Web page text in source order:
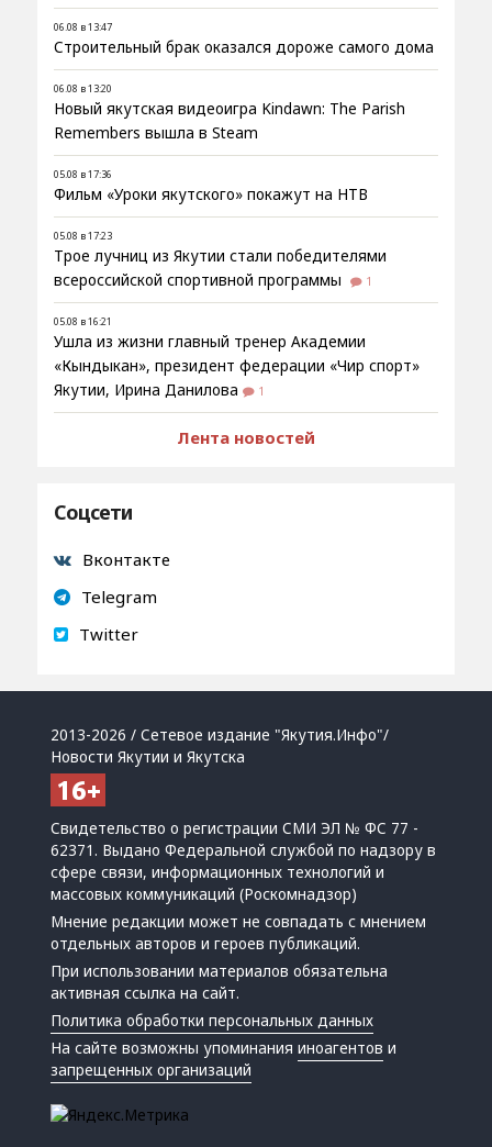
06.08 в 13:47
Строительный брак оказался дороже самого дома
06.08 в 13:20
Новый якутская видеоигра Kindawn: The Parish
Remembers вышла в Steam
05.08 в 17:36
Фильм «Уроки якутского» покажут на НТВ
05.08 в 17:23
Трое лучниц из Якутии стали победителями
всероссийской спортивной программы
1
05.08 в 16:21
Ушла из жизни главный тренер Академии
«Кындыкан», президент федерации «Чир спорт»
Якутии, Ирина Данилова
1
Лента новостей
Соцсети
Вконтакте
Telegram
Twitter
2013-2026 / Сетевое издание "Якутия.Инфо"/
Новости Якутии и Якутска
Свидетельство о регистрации СМИ ЭЛ № ФС 77 -
62371. Выдано Федеральной службой по надзору в
сфере связи, информационных технологий и
массовых коммуникаций (Роскомнадзор)
Мнение редакции может не совпадать с мнением
отдельных авторов и героев публикаций.
При использовании материалов обязательна
активная ссылка на сайт.
Политика обработки персональных данных
На сайте возможны упоминанияиноагентов и
запрещенных организаций